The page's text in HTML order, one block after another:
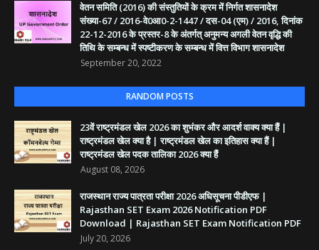
वेतन समिति (2016) की संस्तुतियों के क्रम में निर्गत शासनादेश
संख्या-67 / 2016-वे0आ0-2-1447 / दस-04 (एम) / 2016, दिनांक
22-12-2016 के प्रस्तर-8 के अंतर्गत् अनुमन्य अगली वेतन वृद्धि की
तिथि के सम्बन्ध में स्पष्टीकरण के सम्बन्ध में वित्त विभाग शासनादेश
September 20, 2022
RANDOM POSTS
23वें राष्ट्रमंडल खेल 2026 का शुभंकर और आदर्श वाक्य क्या हैं |
राष्ट्रमंडल खेल क्या है | राष्ट्रमंडल खेल का इतिहास क्या हैं |
राष्ट्रमंडल खेल पदक तालिका 2026 क्या हैं
August 08, 2026
राजस्थान राज्य पात्रता परीक्षा 2026 अधिसूचना पीडीएफ |
Rajasthan SET Exam 2026 Notification PDF
Download | Rajasthan SET Exam Notification PDF
July 20, 2026